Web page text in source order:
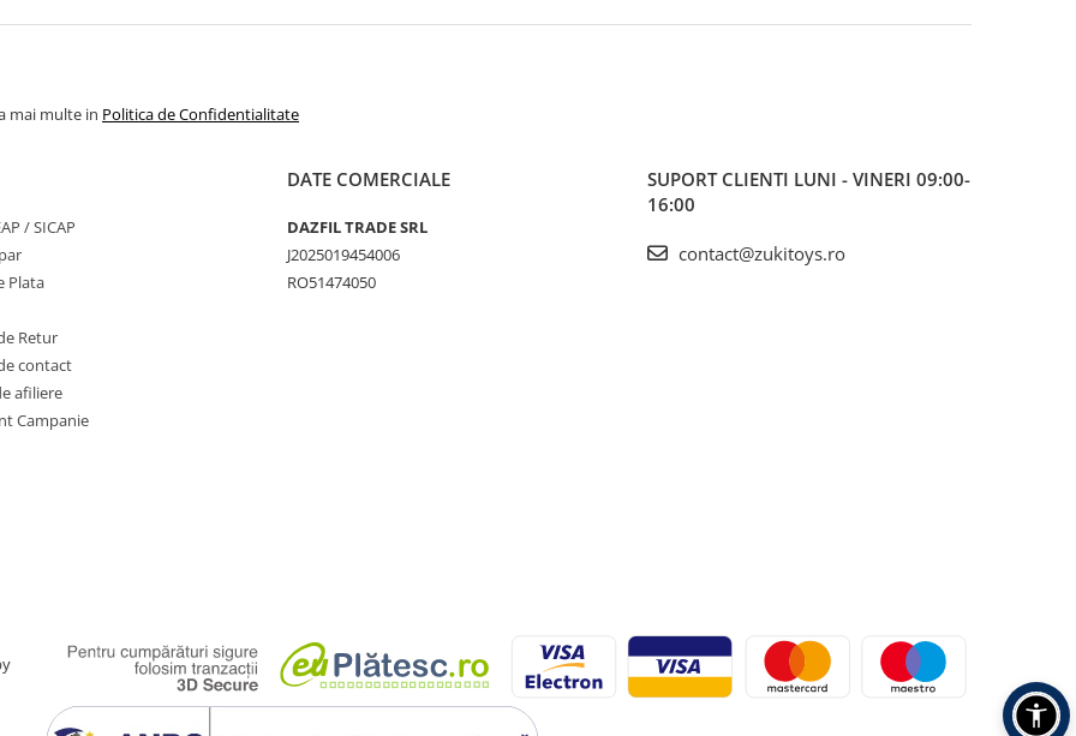
mai multe in Politica de Confidentialitate
/ SICAP
Plata
Retur
contact
afiliere
Campanie
DATE COMERCIALE
DAZFIL TRADE SRL
J2025019454006
RO51474050
SUPORT CLIENTI LUNI - VINERI 09:00-
16:00
contact@zukitoys.ro